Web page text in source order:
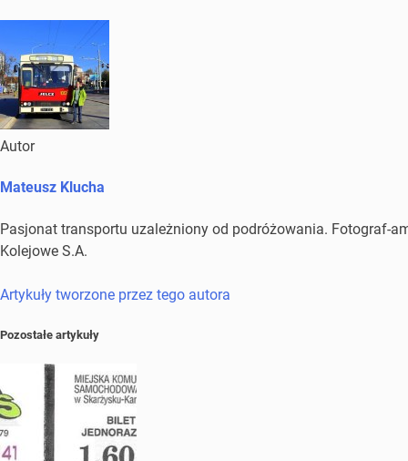
Autor
Mateusz Klucha
Pasjonat transportu uzależniony od podróżowania. Fotograf-
Kolejowe S.A.
Artykuły tworzone przez tego autora
Pozostałe artykuły